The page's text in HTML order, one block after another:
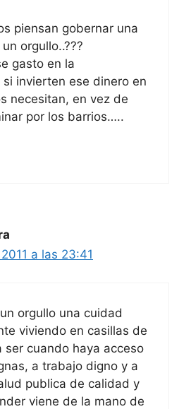
piensan gobernar una
orgullo..???
gasto en la
si invierten ese dinero en
necesitan, en vez de
por los barrios…..
a las 23:41
orgullo una cuidad
viviendo en casillas de
ser cuando haya acceso
a trabajo digno y a
publica de calidad y
viene de la mano de